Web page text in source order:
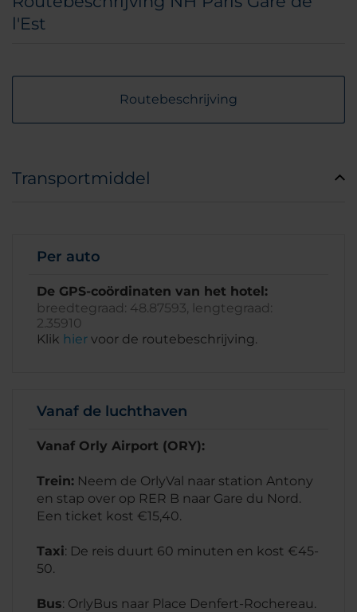
l'Est
Routebeschrijving
Transportmiddel
Per auto
De GPS-coördinaten van het hotel:
breedtegraad: 48.87593, lengtegraad:
2.35910
Klik hier voor de routebeschrijving.
Vanaf de luchthaven
Vanaf Orly Airport (ORY):
Trein: Neem de OrlyVal naar station Antony
en stap over op RER B naar Gare du Nord.
Een ticket kost €15,40.
Taxi: De reis duurt 60 minuten en kost €45-
50.
Bus: OrlyBus naar Place Denfert-Rochereau.